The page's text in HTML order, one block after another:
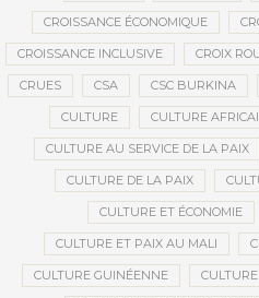
CROISSANCE ÉCONOMIQUE
CROISSANCE INCLUSIVE CROIX
CRUES CSA CSC BURKINA
CULTURE CULTURE
CULTURE AU SERVICE DE LA PAIX
CULTURE DE LA PAIX
CULTURE ET ÉCONOMIE
CULTURE ET PAIX AU MALI
CULTURE GUINÉENNE